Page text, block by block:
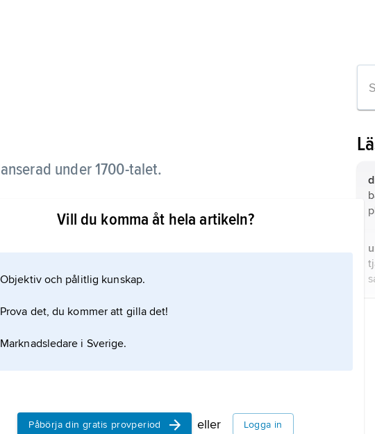
under 1700-talet.
huvudpersonen i ”Den unge Werthers
av en mörkblå rock med mässingsknappar,
en kort, nedtill rakt avskuren väst (
Vill du komma åt hela artikeln?
Objektiv och pålitlig kunskap.
Prova det, du kommer att gilla det!
Marknadsledare i Sverige.
Påbörja din gratis provperiod eller Logga in